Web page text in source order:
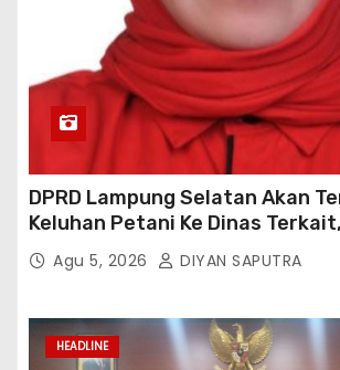
DPRD Lampung Selatan Akan
Keluhan Petani Ke Dinas
Penyaluran Pupuk Bersubsidi Di
Lestari
Agu 5, 2026 DIYAN SAPUTRA
HEADLINE